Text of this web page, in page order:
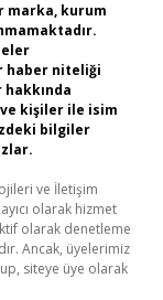
marka, kurum
haber niteliği
kişiler ile isim
bilgiler
ve İletişim
olarak hizmet
olarak denetleme
Ancak, üyelerimiz
siteye üye olarak